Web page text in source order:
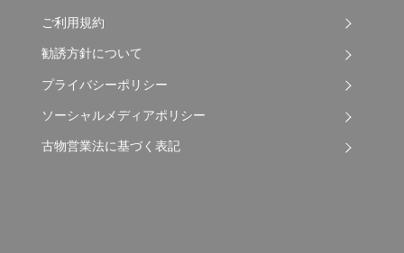
ご利用規約
勧誘方針について
プライバシーポリシー
ソーシャルメディアポリシー
古物営業法に基づく表記